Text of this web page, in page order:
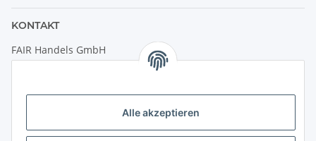
Alle akzeptieren
KONTAKT
FAIR Handels GmbH
(Weltladen Innsbruck)
6020 Innsbruck